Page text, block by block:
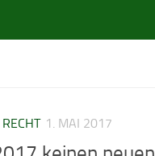
1. MAI 2017